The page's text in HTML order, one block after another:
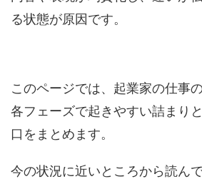
る状態が原因です。
このページでは、起業家の仕事
各フェーズで起きやすい詰まり
口をまとめます。
今の状況に近いところから読んで